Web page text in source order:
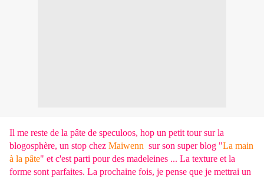
Il me reste de la pâte de speculoos, hop un petit tour sur la
blogosphère, un stop chez Maiwenn sur son super blog "La main
à la pâte" et c'est parti pour des madeleines ... La texture et la
forme sont parfaites. La prochaine fois, je pense que je mettrai un